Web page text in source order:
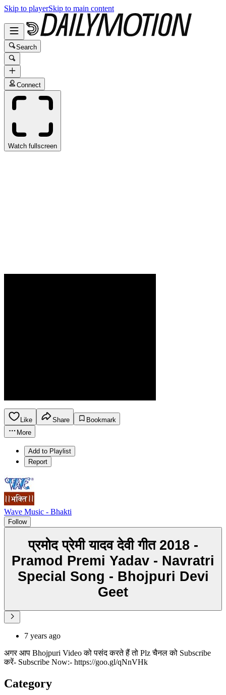
Skip to playerSkip to main content
Search
Connect
Watch fullscreen
Like Share
Bookmark
More
Add to Playlist
Report
Wave Music - Bhakti
Follow
प्रमोद प्रेमी यादव देवी गीत 2018 -
Pramod Premi Yadav - Navratri
Special Song - Bhojpuri Devi
Geet
7 years ago
अगर आप Bhojpuri Video को पसंद करते हैं तो Plz चैनल को Subscribe
करें- Subscribe Now:- https://goo.gl/qNnVHk
Category